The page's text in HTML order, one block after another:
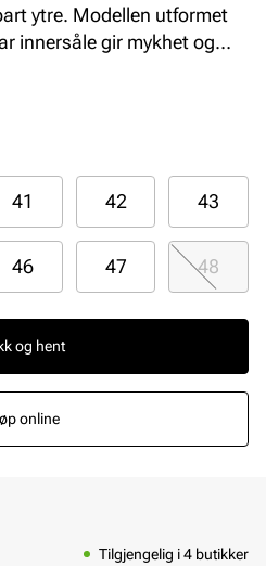
Modellen utformet
innersåle gir mykhet og
fleksibel og komfortabel
41 42 43
46 47 48
og hent
online
Tilgjengelig i 4 butikker